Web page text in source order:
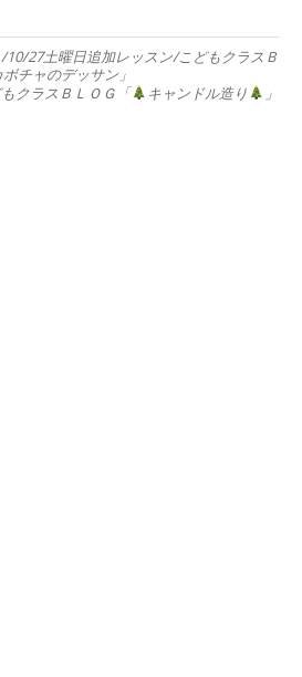
10/27土曜日追加レッスン/こどもクラスＢ
チャのデッサン」
クラスＢＬＯＧ「
キャンドル造り 」